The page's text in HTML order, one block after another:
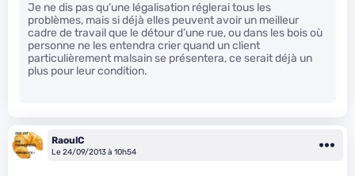
Je ne dis pas qu’une légalisation réglerai tous les
problèmes, mais si déjà elles peuvent avoir un meilleur
cadre de travail que le détour d’une rue, ou dans les bois où
personne ne les entendra crier quand un client
particulièrement malsain se présentera, ce serait déjà un
plus pour leur condition.
RaoulC
Le 24/09/2013 à 10h54